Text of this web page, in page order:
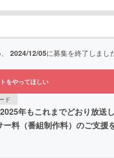
2024/12/05に募集を終了しまし
をやってほしい
ド
年もこれまでどおり放送
料（番組制作料）のご支援